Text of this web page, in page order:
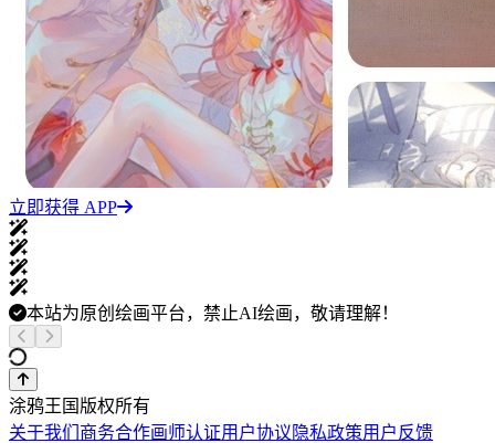
立即获得 APP
本站为原创绘画平台，禁止AI绘画，敬请理解！
涂鸦王国版权所有
关于我们 商务合作画师认证用户协议 隐私政策用户反馈